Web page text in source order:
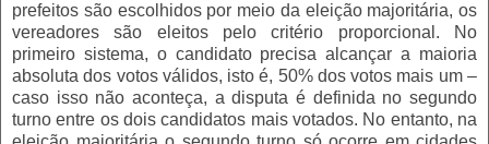
prefeitos são escolhidos por meio da eleição majoritária, os
vereadores são eleitos pelo critério proporcional. No
primeiro sistema, o candidato precisa alcançar a maioria
absoluta dos votos válidos, isto é, 50% dos votos mais um –
caso isso não aconteça, a disputa é definida no segundo
turno entre os dois candidatos mais votados. No entanto, na